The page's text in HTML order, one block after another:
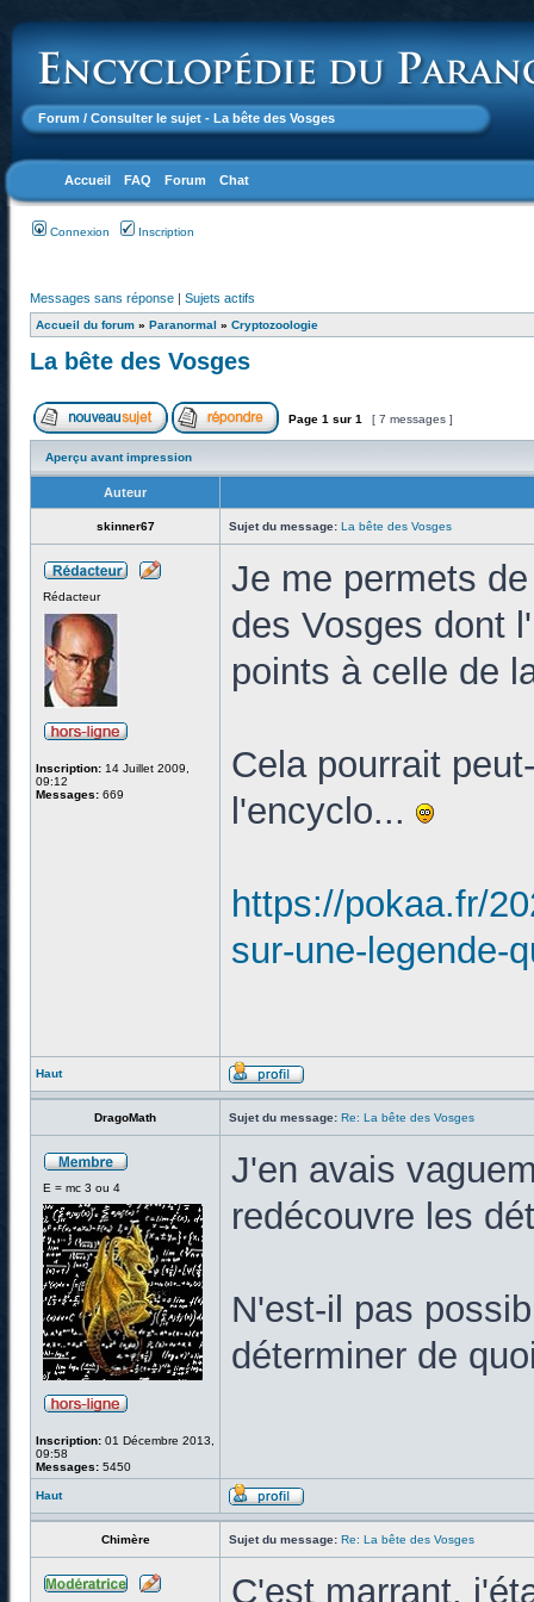
Forum / Consulter le sujet - La bête des Vosges
Accueil FAQ Forum Chat
Connexion Inscription
Messages sans réponse | Sujets actifs
Accueil du forum » Paranormal » Cryptozoologie
La bête des Vosges
Page 1 sur 1 [ 7 messages ]
Aperçu avant impression
Auteur
skinner67 Sujet du message: La bête des Vosges
Rédacteur
Inscription: 14 Juillet 2009,
09:12
Messages: 669
Je me permets
des Vosges dont
points à celle de
Cela pourrait
l'encyclo...
https://pokaa.fr/
sur-une-legende-
Haut
DragoMath Sujet du message: Re: La bête des Vosges
E = mc 3 ou 4
Inscription: 01 Décembre 2013,
09:58
Messages: 5450
J'en avais
redécouvre les
N'est-il pas
déterminer de
Haut
Chimère Sujet du message: Re: La bête des Vosges
C'est marrant,